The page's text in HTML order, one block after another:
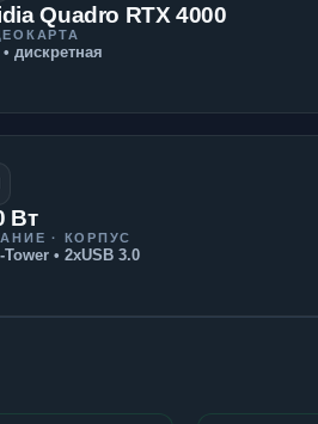
Quadro RTX 4000
дискретная
Вт
· КОРПУС
Tower • 2xUSB 3.0